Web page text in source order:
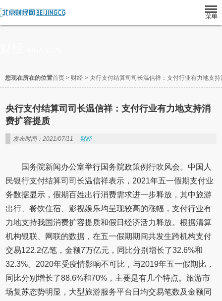
您现在所在的位置首页 > 财经 > 央行支付结算司司长温信祥：支付行业有力地支
央行支付结算司司长温信祥：支付行业有力地支持消
费扩容提质
发布时间：2021/07/11 财经
国务院新闻办公室举行国务院政策例行吹风会。中国人
民银行支付结算司司长温信祥表示，2021年五一假期支付业
务数据显示，假期百姓出行消费需求进一步释放，其中旅游
出行、餐饮住宿、影视娱乐均呈现较高的涨幅，支付行业有
力地支持我国消费扩容提质和假日经济活力释放。根据清算
机构银联、网联的数据，在五一假期期间共发生跨机构支付
交易122.2亿笔，金额7万亿元，同比分别增长了32.6%和
32.3%。2020年受疫情影响不可比，与2019年五一假期比，
同比分别增长了88.6%和70%，主要是有几个特点。旅游市
场复苏态势明显，大型旅游服务平台日均交易笔数及金额同